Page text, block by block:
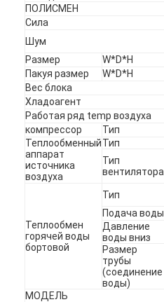
ПОЛИСМЕН
Сила
Шум
Размер
W*D*H
Пакуя размер
W*D*H
Вес блока
Хладоагент
Работая ряд temp воздуха
компрессор
Тип
Теплообменный
аппарат
источника
воздуха
Тип
Тип
вентилятора
Теплообмен
горячей воды
бортовой
Тип
Подача воды
Давление
воды вниз
Размер
трубы
(соединение
воды)
МОДЕЛЬ